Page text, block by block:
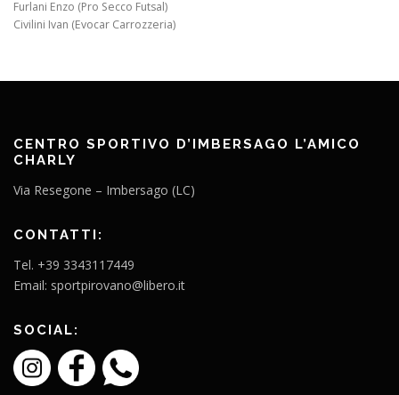
Furlani Enzo (Pro Secco Futsal)
Civilini Ivan (Evocar Carrozzeria)
CENTRO SPORTIVO D’IMBERSAGO L’AMICO
CHARLY
Via Resegone – Imbersago (LC)
CONTATTI:
Tel. +39 3343117449
Email: sportpirovano@libero.it
SOCIAL: